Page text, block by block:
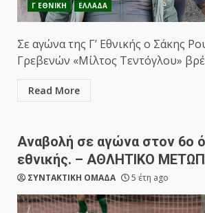
Γ ΕΘΝΙΚΗ ΕΛΛΑΔΑ
Σε αγώνα της Γ’ Εθνικής ο Σάκης
Γρεβενών «Μίλτος Τεντόγλου»
Read More
Αναβολή σε αγώνα στον 6ο
εθνικής. – ΑΘΛΗΤΙΚΟ
ΣΥΝΤΑΚΤΙΚΗ ΟΜΑΔΑ 5 έτη ago